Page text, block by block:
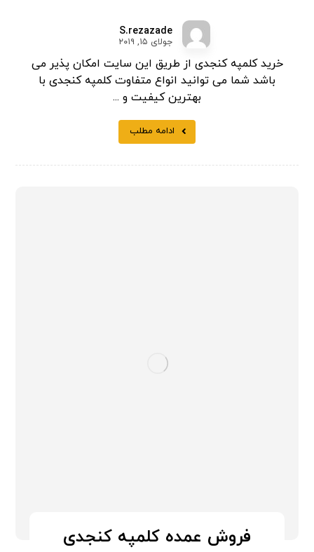
S.rezazade
جولای ۱۵, ۲۰۱۹
خرید کلمپه کنجدی از طریق این سایت امکان پذیر می
باشد شما می توانید انواع متفاوت کلمپه کنجدی با
بهترین کیفیت و ...
ادامه مطلب
فروش عمده کلمپه کنجدی